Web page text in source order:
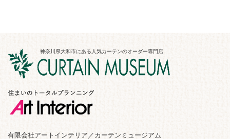
神奈川県大和市にある人気カーテンのオーダー専門店
有限会社アートインテリア／カーテンミュージアム